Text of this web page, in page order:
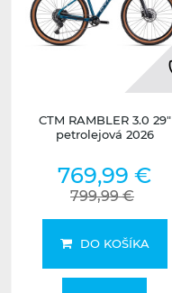
CTM RAMBLER 3.0 29"
petrolejová 2026
769,99 €
799,99 €
DO KOŠÍKA